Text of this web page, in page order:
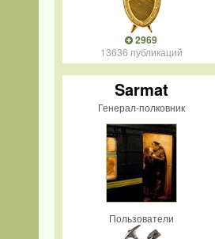
2969
13636 публикаций
Sarmat
Генерал-полковник
Пользователи